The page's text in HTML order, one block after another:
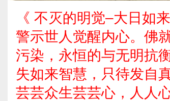
《 不灭的明觉–大日如
警示世人觉醒内心。佛
污染，永恒的与无明抗
失如来智慧，只待发自
芸芸众生芸芸心，人人